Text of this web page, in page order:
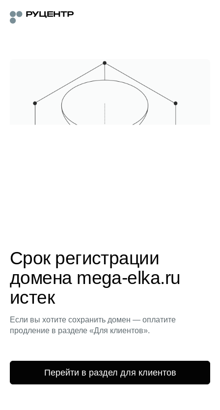
Срок регистрации
домена mega-elka.ru
истек
Если вы хотите сохранить домен — оплатите
продление в разделе «Для клиентов».
Перейти в раздел для клиентов